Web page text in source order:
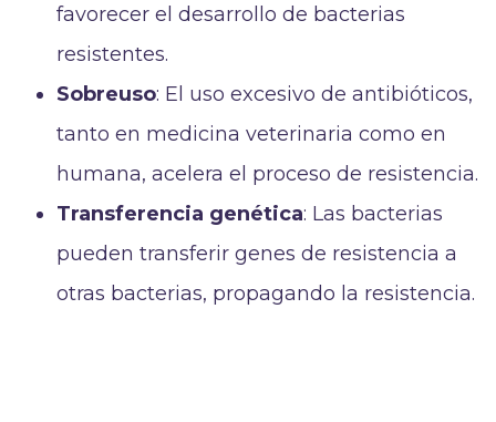
favorecer el desarrollo de bacterias
resistentes.
Sobreuso: El uso excesivo de antibióticos,
tanto en medicina veterinaria como en
humana, acelera el proceso de resistencia.
Transferencia genética: Las bacterias
pueden transferir genes de resistencia a
otras bacterias, propagando la resistencia.